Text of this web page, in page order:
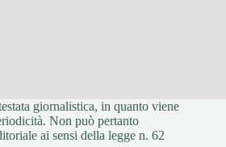
giornalistica, in quanto viene
Non può pertanto
ai sensi della legge n. 62